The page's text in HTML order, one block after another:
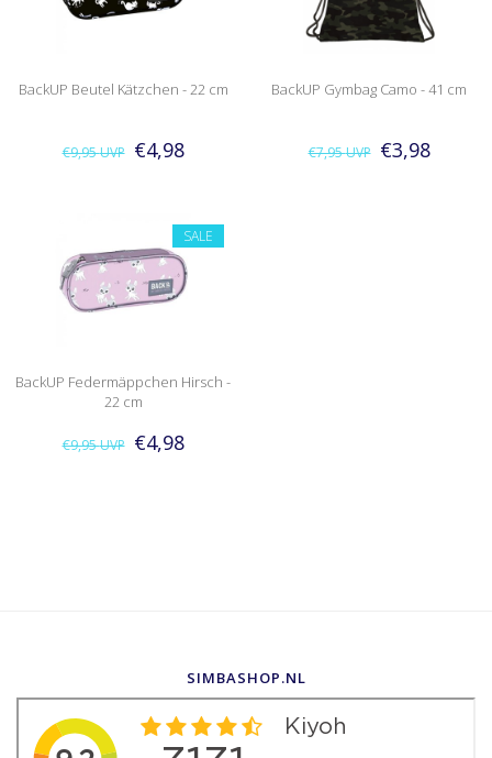
BackUP Beutel Kätzchen - 22 cm
€9,95UVP €4,98
BackUP Gymbag Camo - 41 cm
€7,95UVP €3,98
SALE
BackUP Federmäppchen Hirsch -
22 cm
€9,95UVP €4,98
SIMBASHOP.NL